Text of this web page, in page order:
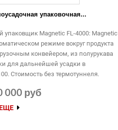
упаковочная...
Magnetic FL-4000: Magnetic
режиме вокруг продукта
конвейером, из полурукава
для дальнейшей усадки в
Стоимость без термотуннеля.
000 руб